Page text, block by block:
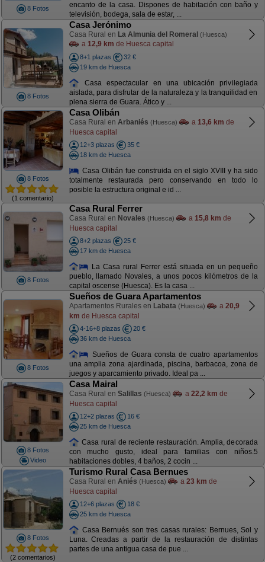
8 Fotos
encanto de la casa. Dispones de habitación con baño y
televisión, bodega, sala de estar, ...
8 Fotos
Casa Jerónimo
Casa Rural en La Almunia del Romeral (Huesca)
a 12,9 km de Huesca capital
8+1 plazas
32 €
19 km de Huesca
Casa espectacular en una ubicación privilegiada
aislada, para disfrutar de la naturaleza y la tranquilidad en
plena sierra de Guara. Ático y ...
8 Fotos
(1 comentario)
Casa Olibán
Casa Rural en Arbaniés (Huesca) a 13,6 km de
Huesca capital
12+3 plazas
35 €
18 km de Huesca
Casa Olibán fue construida en el siglo XVIII y ha sido
totalmente restaurada pero conservando en todo lo
posible la estructura original e id ...
8 Fotos
Casa Rural Ferrer
Casa Rural en Novales (Huesca) a 15,8 km de
Huesca capital
8+2 plazas
25 €
17 km de Huesca
La Casa rural Ferrer está situada en un pequeño
pueblo, llamado Novales, a unos pocos kilómetros de la
capital oscense (Huesca). Es la casa ...
8 Fotos
Sueños de Guara Apartamentos
Apartamentos Rurales en Labata (Huesca) a 20,9
km de Huesca capital
4-16+8 plazas
20 €
36 km de Huesca
Sueños de Guara consta de cuatro apartamentos
una amplia zona ajardinada, piscina, barbacoa, zona de
juegos y aparcamiento privado. Ideal pa ...
8 Fotos
Video
Casa Mairal
Casa Rural en Salillas (Huesca) a 22,2 km de
Huesca capital
12+2 plazas
16 €
25 km de Huesca
Casa rural de reciente restauración. Amplia, decorada
con mucho gusto, ideal para familias con niños.5
habitaciones dobles, 4 baños, 2 cocin ...
8 Fotos
(2 comentarios)
Turismo Rural Casa Bernues
Casa Rural en Aniés (Huesca) a 23 km de
Huesca capital
12+6 plazas
18 €
25 km de Huesca
Casa Bernués son tres casas rurales: Bernues, Sol y
Luna. Creadas a partir de la restauración de distintas
partes de una antigua casa de pue ...